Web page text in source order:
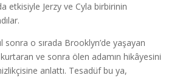
etkisiyle Jerzy ve Cyla birbirinin
sonra o sırada Brooklyn’de yaşayan
ve sonra ölen adamın hikâyesini
anlattı. Tesadüf bu ya,